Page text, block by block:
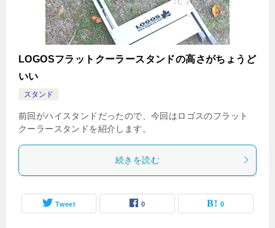
LOGOSフラットクーラースタンドの高さがちょうど
いい
スタンド
前回がハイスタンドだったので、今回はロゴスのフラット
クーラースタンドを紹介します。
続きを読む
Tweet 0 0